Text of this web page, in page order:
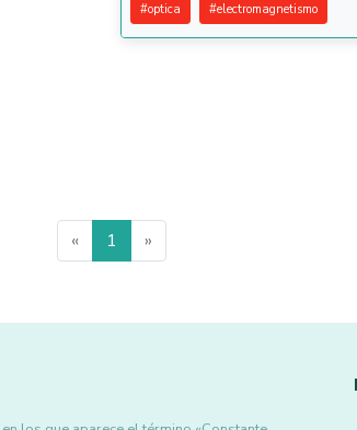
#optica #electromagnetismo
« 1 »